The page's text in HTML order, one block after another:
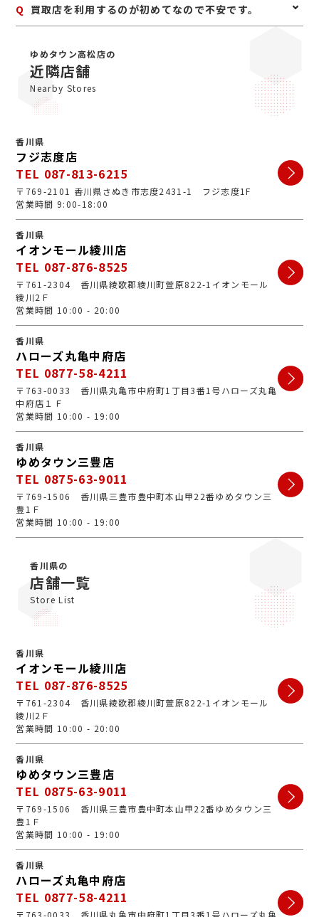
A お値段にご満足いただけない場合は、もちろんキャンセ
Q 買取店を利用するのが初めてなので不安です。
がとうございます。ジュエルカフェは女性スタッフが中
心で、丁寧な接客・明るいお店・手数料完全無料の手軽
さで多くのお客様にご利用いただいています。ぜひ安心
してお越しくださいませ。
ゆめタウン高松店の
近隣店舗
Nearby Stores
香川県
フジ志度店
TEL 087-813-6215
〒769-2101 香川県さぬき市志度2431-1 フジ志度1F
営業時間 9:00-18:00
香川県
イオンモール綾川店
TEL 087-876-8525
〒761-2304 香川県綾歌郡綾川町萱原822-1イオンモール
綾川2Ｆ
営業時間 10:00 - 20:00
香川県
ハローズ丸亀中府店
TEL 0877-58-4211
〒763-0033 香川県丸亀市中府町1丁目3番1号ハローズ丸亀
中府店１Ｆ
営業時間 10:00 - 19:00
香川県
ゆめタウン三豊店
TEL 0875-63-9011
〒769-1506 香川県三豊市豊中町本山甲22番ゆめタウン三
豊1Ｆ
営業時間 10:00 - 19:00
香川県の
店舗一覧
Store List
香川県
イオンモール綾川店
TEL 087-876-8525
〒761-2304 香川県綾歌郡綾川町萱原822-1イオンモール
綾川2Ｆ
営業時間 10:00 - 20:00
香川県
ゆめタウン三豊店
TEL 0875-63-9011
〒769-1506 香川県三豊市豊中町本山甲22番ゆめタウン三
豊1Ｆ
営業時間 10:00 - 19:00
香川県
ハローズ丸亀中府店
TEL 0877-58-4211
〒763-0033 香川県丸亀市中府町1丁目3番1号ハローズ丸亀